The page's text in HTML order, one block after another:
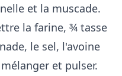
et la muscade.
la farine, ¾ tasse
le sel, l'avoine
et pulser.